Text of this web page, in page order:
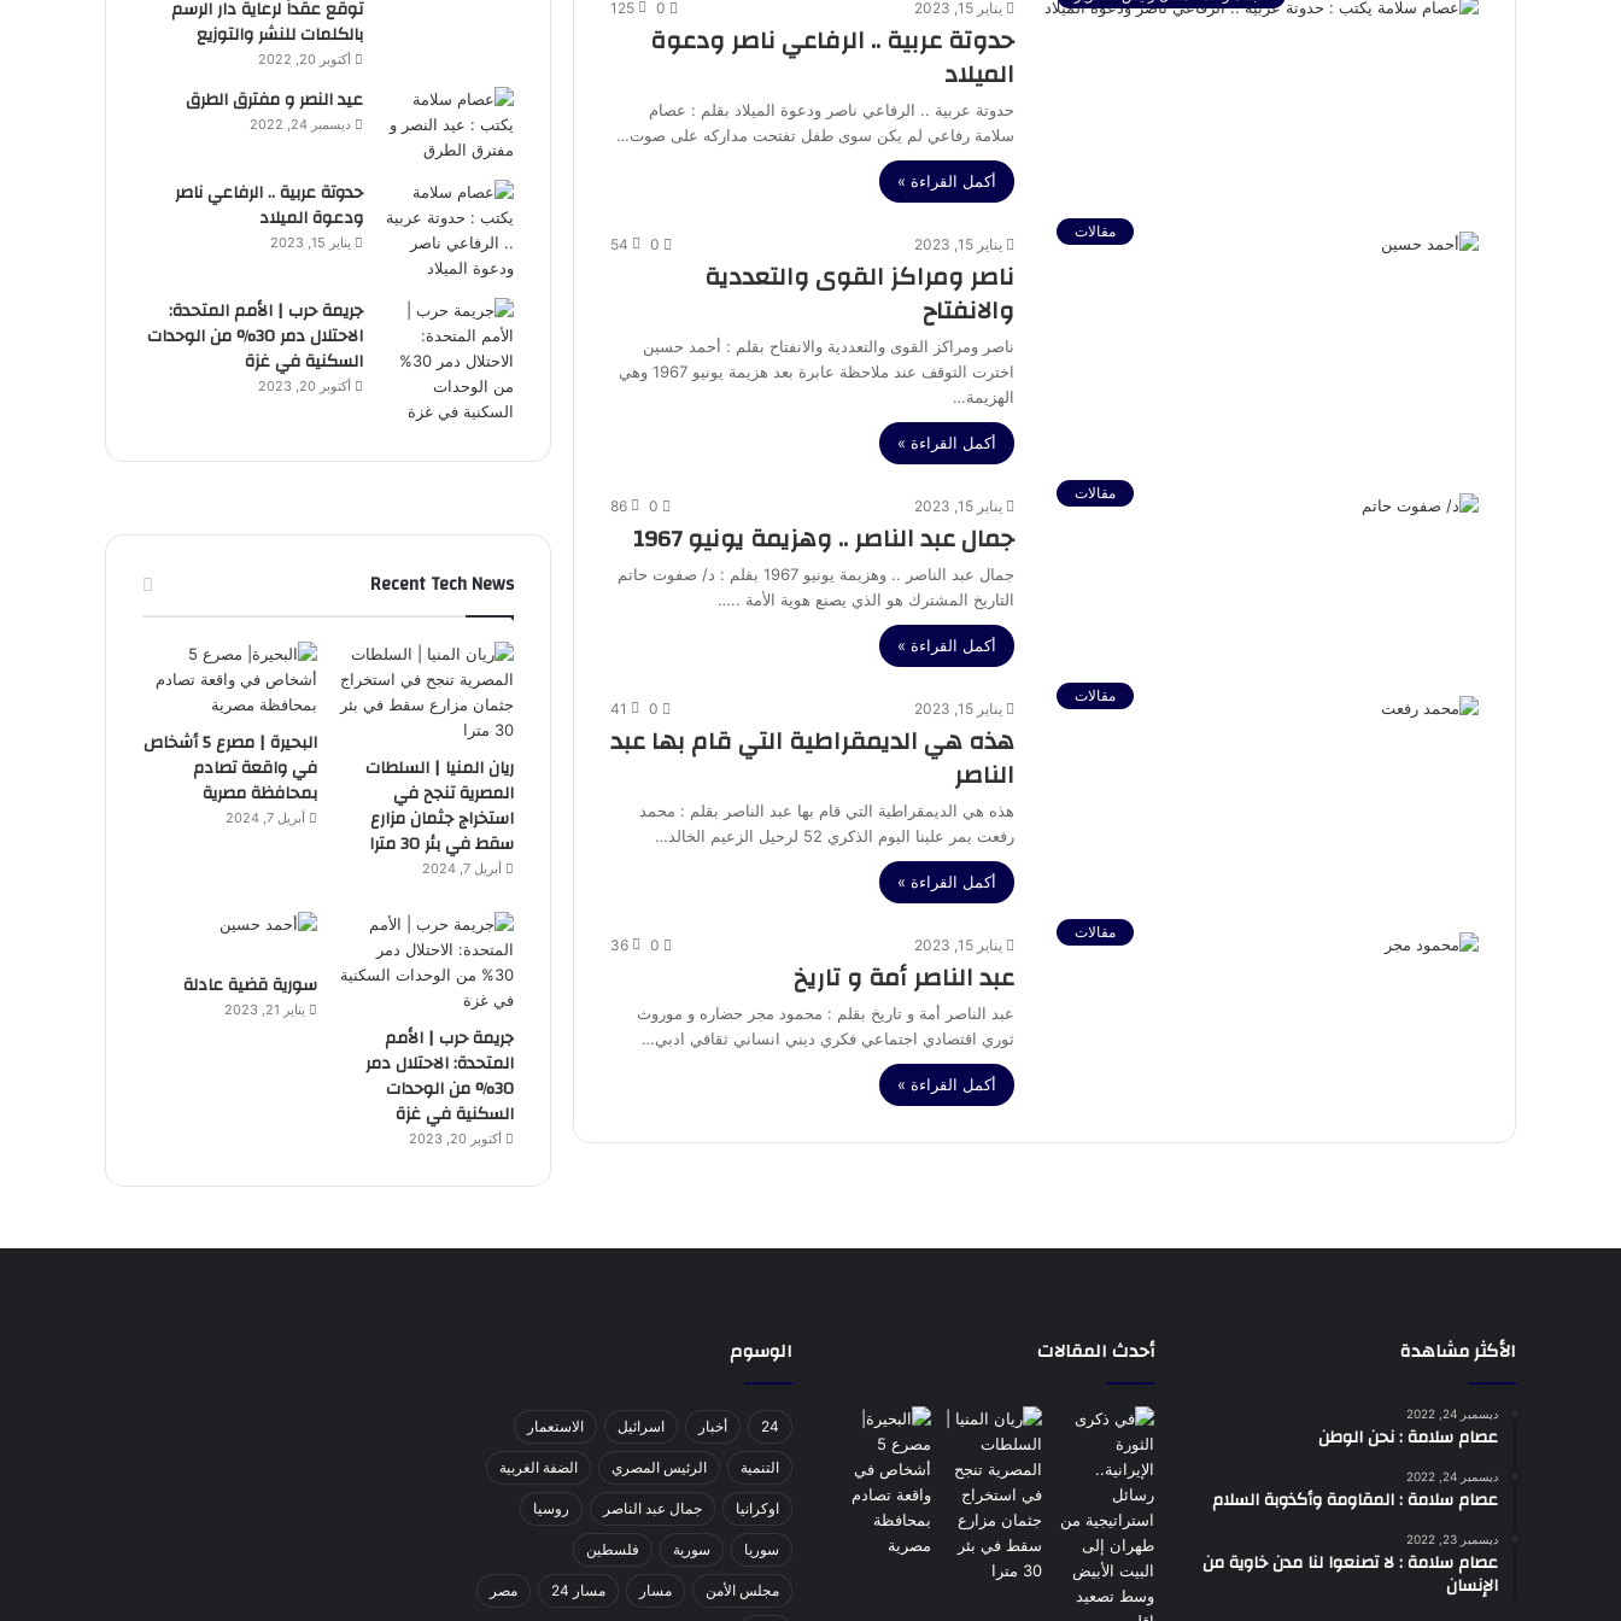
يناير 15, 2023 0
125
حدوتة عربية .. الرفاعي ناصر ودعوة
الميلاد
حدوتة عربية .. الرفاعي ناصر ودعوة الميلاد بقلم : عصام
سلامة رفاعي لم يكن سوى طفل تفتحت مداركه على صوت…
أكمل القراءة »
مقالات
يناير 15, 2023 0
54
ناصر ومراكز القوى والتعددية
والانفتاح
ناصر ومراكز القوى والتعددية والانفتاح بقلم : أحمد حسين
اخترت التوقف عند ملاحظة عابرة بعد هزيمة يونيو 1967 وهي
الهزيمة…
أكمل القراءة »
مقالات
يناير 15, 2023 0
86
جمال عبد الناصر .. وهزيمة يونيو 1967
جمال عبد الناصر .. وهزيمة يونيو 1967 بقلم : د/ صفوت حاتم
التاريخ المشترك هو الذي يصنع هوية الأمة ..…
أكمل القراءة »
مقالات
يناير 15, 2023 0
41
هذه هي الديمقراطية التي قام بها عبد
الناصر
هذه هي الديمقراطية التي قام بها عبد الناصر بقلم : محمد
رفعت يمر علينا اليوم الذكري 52 لرحيل الزعيم الخالد…
أكمل القراءة »
مقالات
يناير 15, 2023 0
36
عبد الناصر أمة و تاريخ
عبد الناصر أمة و تاريخ بقلم : محمود مجر حضاره و موروث
ثوري اقتصادي اجتماعي فكري ديني انساني ثقافي ادبي…
أكمل القراءة »
توقع عقداً لرعاية دار الرسم
بالكلمات للنشر والتوزيع
أكتوبر 20, 2022
عيد النصر و مفترق الطرق
ديسمبر 24, 2022
حدوتة عربية .. الرفاعي ناصر
ودعوة الميلاد
يناير 15, 2023
جريمة حرب | الأمم المتحدة:
الاحتلال دمر 30% من الوحدات
السكنية في غزة
أكتوبر 20, 2023
Recent Tech News
ريان المنيا | السلطات
المصرية تنجح في
استخراج جثمان مزارع
سقط في بئر 30 مترا
أبريل 7, 2024
البحيرة | مصرع 5 أشخاص
في واقعة تصادم
بمحافظة مصرية
أبريل 7, 2024
جريمة حرب | الأمم
المتحدة: الاحتلال دمر
30% من الوحدات
السكنية في غزة
أكتوبر 20, 2023
سورية قضية عادلة
يناير 21, 2023
الأكثر مشاهدة
ديسمبر 24, 2022
عصام سلامة : نحن الوطن
ديسمبر 24, 2022
عصام سلامة : المقاومة وأكذوبة السلام
ديسمبر 23, 2022
عصام سلامة : لا تصنعوا لنا مدن خاوية من
الإنسان
أحدث المقالات الوسوم
24 أخبار اسرائيل الاستعمار
التنمية الرئيس المصري الضفة الغربية
اوكرانيا جمال عبد الناصر روسيا
سوريا سورية فلسطين
مجلس الأمن مسار مسار 24 مصر